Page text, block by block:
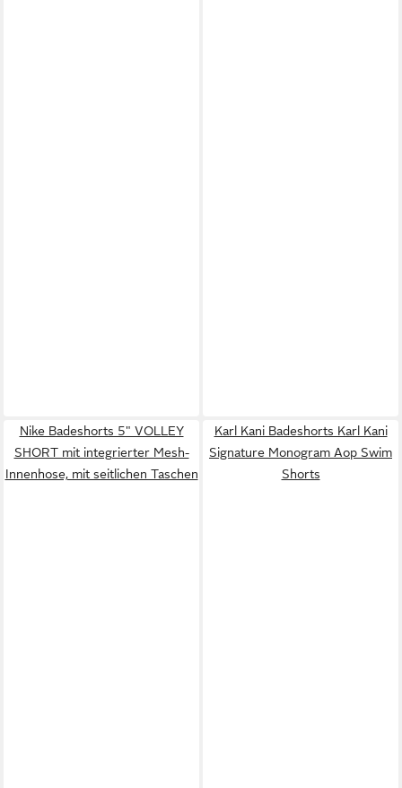
Nike Badeshorts 5" VOLLEY
SHORT mit integrierter Mesh-
Innenhose, mit seitlichen Taschen
Karl Kani Badeshorts Karl Kani
Signature Monogram Aop Swim
Shorts